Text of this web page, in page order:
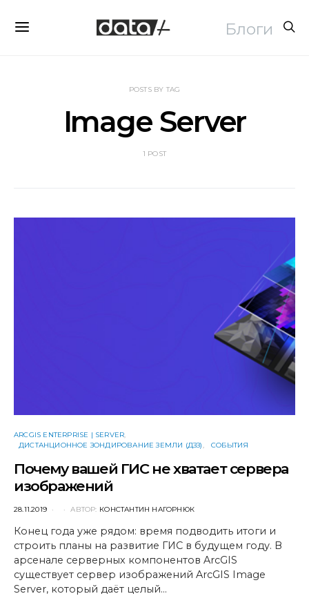
Блоги
POSTS BY TAG
Image Server
1 POST
ARCGIS ENTERPRISE | SERVER
ДИСТАНЦИОННОЕ ЗОНДИРОВАНИЕ ЗЕМЛИ (ДЗЗ)
СОБЫТИЯ
Почему вашей ГИС не хватает сервера
изображений
POSTED
28.11.2019 АВТОР: КОНСТАНТИН НАГОРНЮК
Конец года уже рядом: время подводить итоги и
строить планы на развитие ГИС в будущем году. В
арсенале серверных компонентов ArcGIS
существует сервер изображений ArcGIS Image
Server, который даёт целый…